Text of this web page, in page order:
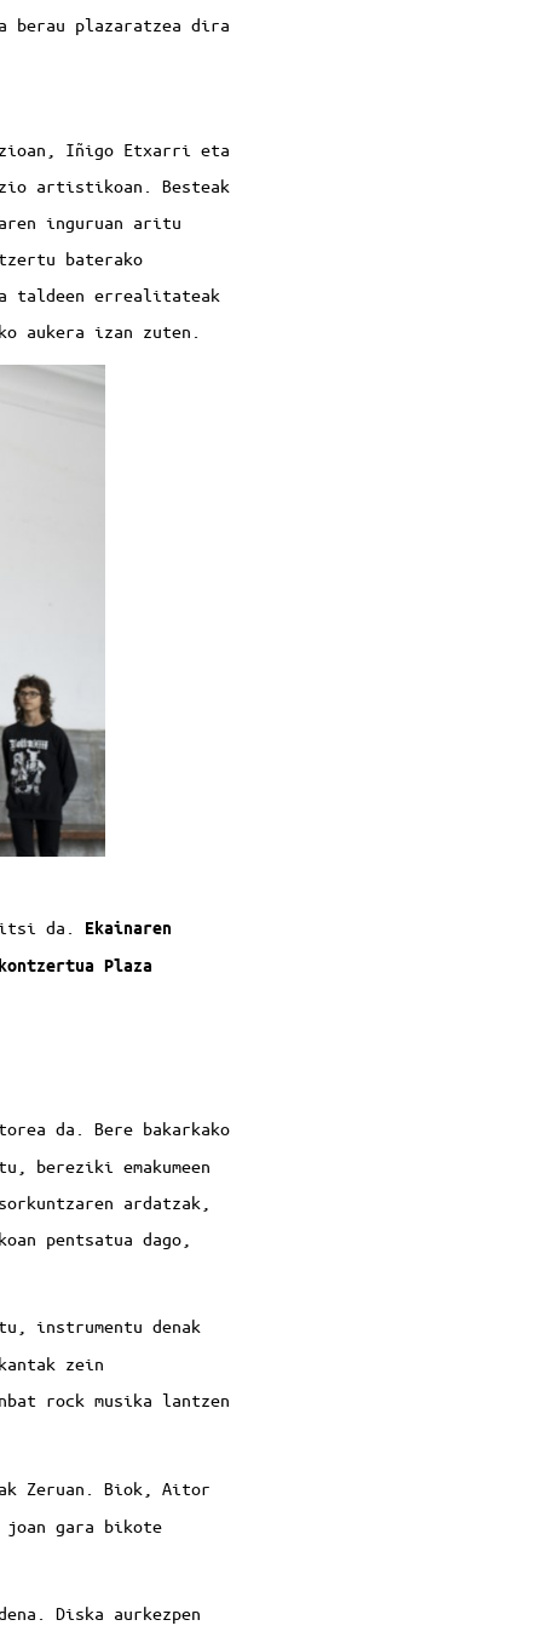
berau plazaratzea dira
Iñigo Etxarri eta
artistikoan. Besteak
inguruan aritu
baterako
taldeen errealitateak
aukera izan zuten.
da.
Ekainaren
Plaza
da. Bere bakarkako
bereziki emakumeen
ardatzak,
pentsatua dago,
instrumentu denak
zein
rock musika lantzen
Zeruan. Biok, Aitor
gara bikote
Diska aurkezpen